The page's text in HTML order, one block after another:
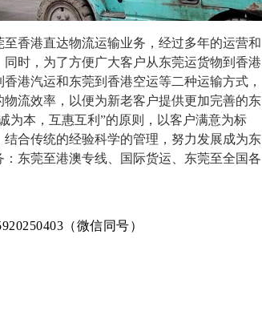
至香港直达物流运输业务，经过多年的运营和
时，为了方便广大客户从东莞运货物到香港
香港汽运和东莞到香港空运等二种运输方式，
物流效率，以便为新老客户提供更加完善的东
为本，互惠互利”的原则，以客户满意为标
合传统的经验科学的管理，努力发展成为东
东莞至港澳专线、国际货运、 东莞至全国各
（微信同号）